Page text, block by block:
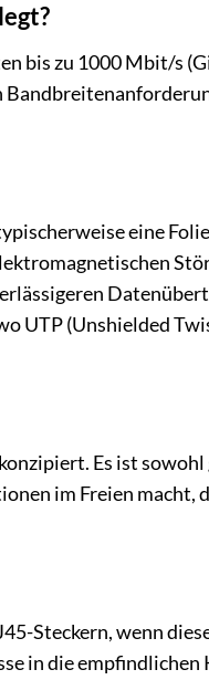
bis zu 1000 Mbit/s
eine
UTP (Unshielded
Es ist sowohl
im Freien
Steckern, wenn
in die empfindlichen